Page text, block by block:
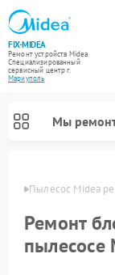
FIX-MIDEA
Ремонт устройств Midea
Специализированный
cервисный центр г.
Мариуполь
Мы
Пылесос Midea
Ремонт
пылесосе